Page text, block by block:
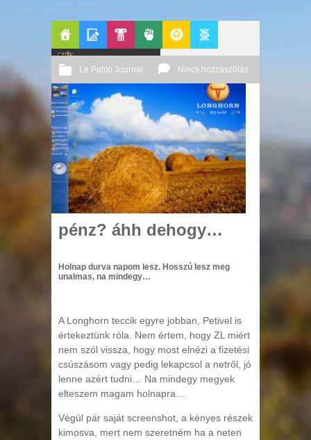
Főoldal
Kult
PolitikaGeekZone
Le Patito Journal Nincs hozzászólás
2003 02. 25.
pénz? áhh dehogy…
Holnap durva napom lesz. Hosszú lesz meg
unalmas, na mindegy…
A Longhorn teccik egyre jobban, Petivel is
értekeztünk róla. Nem értem, hogy ZL miért
nem szól vissza, hogy most elnézi a fizetési
csúszásom vagy pedig lekapcsol a netről, jó
lenne azért tudni… Na mindegy megyek
elteszem magam holnapra…
Végül pár saját screenshot, a kényes részek
kimosva, mert nem szeretném ha a neten